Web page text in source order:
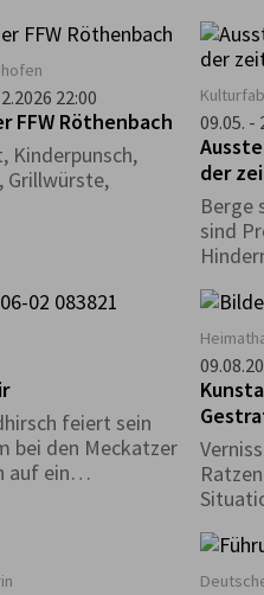
22:00
FFW Röthenbach
Kinderpunsch,
Grillwürste,
09.05. -
der
Berge
sind
in
feiert sein
bei den Meckatzer
auf ein